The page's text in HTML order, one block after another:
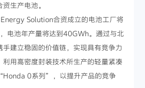
生产电池。
Solution合资成立的电池工厂将
电池年产量将达到40GWh。通过与北
手建立稳固的价值链，实现具有竞争力
利用高密度封装技术所生产的轻量紧凑
0系列”，以提升产品的竞争